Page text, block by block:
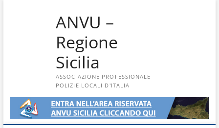
ANVU –
Regione
Sicilia
ASSOCIAZIONE PROFESSIONALE
POLIZIE LOCALI D'ITALIA